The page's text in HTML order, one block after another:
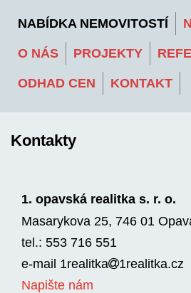
NABÍDKA NEMOVITOSTÍ
O NÁS PROJEKTY
ODHAD CEN KONTAKT
Kontakty
1. opavská realitka s. r. o.
Masarykova 25, 746 01
tel.: 553 716 551
e-mail 1realitka
1rea­litka.cz
Napište nám